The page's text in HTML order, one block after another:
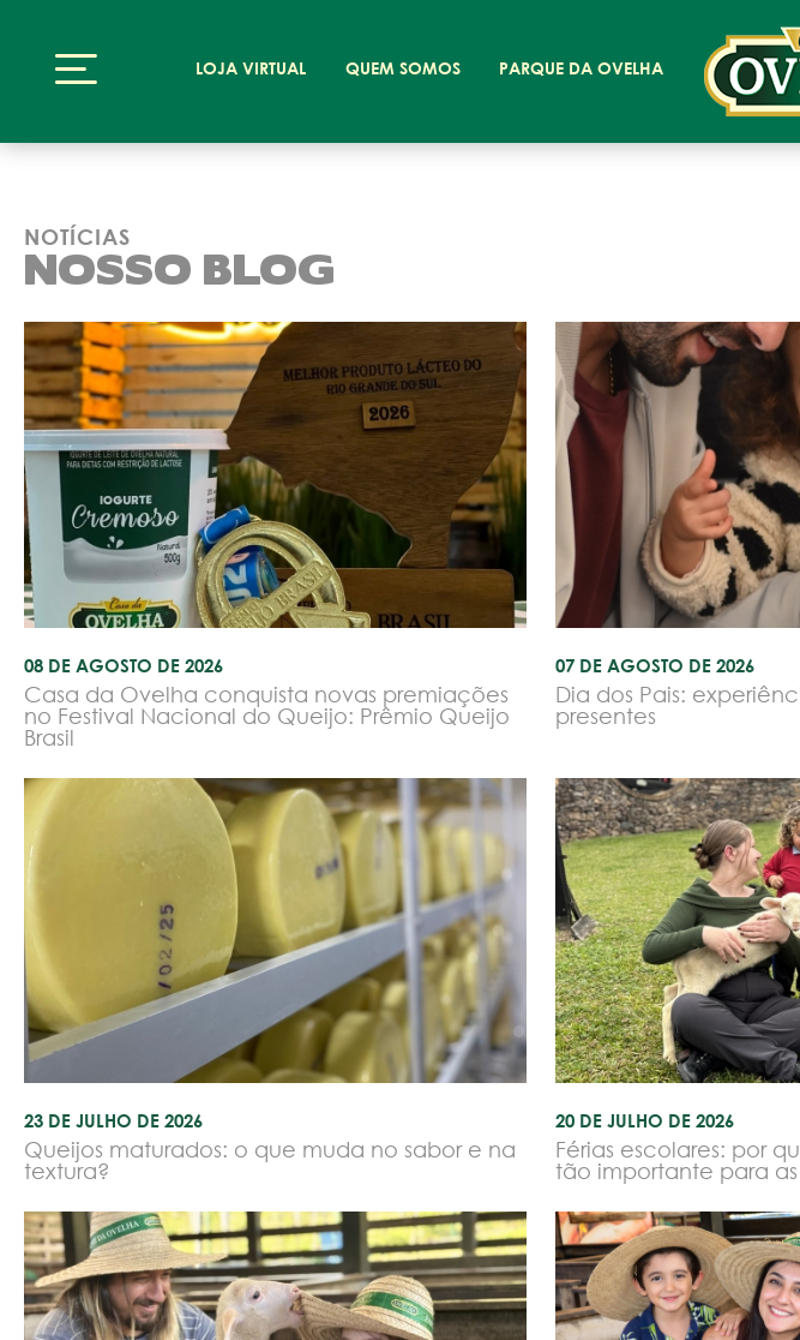
LOJA VIRTUAL QUEM SOMOS PARQUE DA OVELHA
NOTÍCIAS
NOSSO BLOG
08 DE AGOSTO DE 2026
Casa da Ovelha conquista novas premiações
no Festival Nacional do Queijo: Prêmio Queijo
Brasil
07 DE AGOSTO DE 2026
Dia dos Pais:
presentes
23 DE JULHO DE 2026
Queijos maturados: o que muda no sabor e na
textura?
20 DE JULHO DE 2026
Férias escolares: por
tão importante para